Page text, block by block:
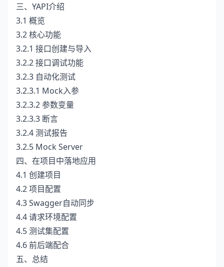
三、YAPI介绍
3.1 概览
3.2 核心功能
3.2.1 接口创建与导入
3.2.2 接口调试功能
3.2.3 自动化测试
3.2.3.1 Mock入参
3.2.3.2 参数变量
3.2.3.3 断言
3.2.4 测试报告
3.2.5 Mock Server
四、在项目中落地应用
4.1 创建项目
4.2 项目配置
4.3 Swagger自动同步
4.4 请求环境配置
4.5 测试集配置
4.6 前后端配合
五、总结